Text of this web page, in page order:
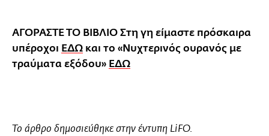
ΑΓΟΡΑΣΤΕ ΤΟ ΒΙΒΛΙΟ Στη γη είμαστε πρόσκαιρα
υπέροχοι ΕΔΩ και το «Νυχτερινός ουρανός με
τραύματα εξόδου» ΕΔΩ
Το άρθρο δημοσιεύθηκε στην έντυπη LiFO.